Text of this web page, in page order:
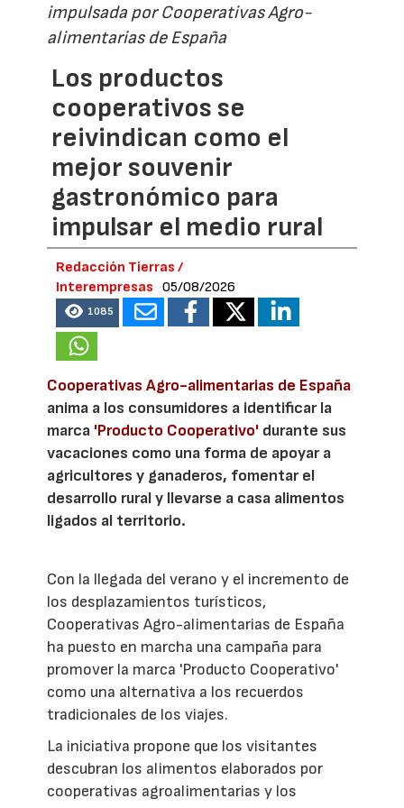
impulsada por Cooperativas Agro-
alimentarias de España
Los productos
cooperativos se
reivindican como el
mejor souvenir
gastronómico para
impulsar el medio rural
Redacción Tierras /
Interempresas
05/08/2026
1085
Cooperativas Agro-alimentarias de España
anima a los consumidores a identificar la
marca 'Producto Cooperativo' durante sus
vacaciones como una forma de apoyar a
agricultores y ganaderos, fomentar el
desarrollo rural y llevarse a casa alimentos
ligados al territorio.
Con la llegada del verano y el incremento de
los desplazamientos turísticos,
Cooperativas Agro-alimentarias de España
ha puesto en marcha una campaña para
promover la marca 'Producto Cooperativo'
como una alternativa a los recuerdos
tradicionales de los viajes.
La iniciativa propone que los visitantes
descubran los alimentos elaborados por
cooperativas agroalimentarias y los